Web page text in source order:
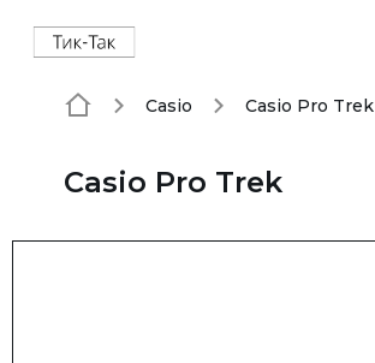
Casio Casio Pro Trek
Casio Pro Trek